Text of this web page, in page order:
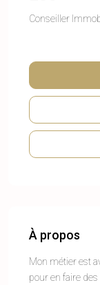
Conseiller
À propos
Mon métier est
pour en faire des